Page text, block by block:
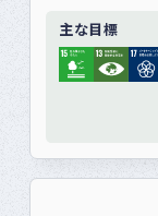
主な目標